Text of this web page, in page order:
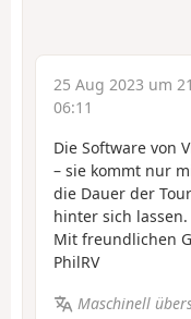
25 Aug 2023 um
06:11
Die Software von
– sie kommt nur
die Dauer der
hinter sich lassen.
Mit freundlichen
PhilRV
Maschinell